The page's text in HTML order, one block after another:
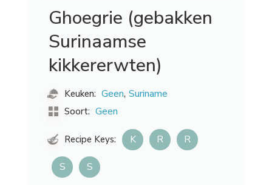
Ghoegrie (gebakken
Surinaamse
kikkererwten)
Keuken: Geen, Suriname
Soort: Geen
Recipe Keys: K R R
S S